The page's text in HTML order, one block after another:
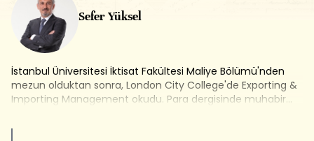
Sefer Yüksel
İstanbul Üniversitesi İktisat Fakültesi Maliye Bölümü'nden
mezun olduktan sonra, London City College'de Exporting &
Importing Management okudu. Para dergisinde muhabir
ve Habertürk gazetelerinde borsa-finans editörü olarak